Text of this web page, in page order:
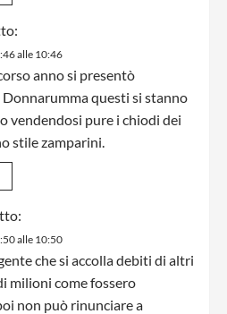
alle 10:46
anno si presentò
questi si stanno
vendendosi pure i chiodi dei
stile zamparini.
alle 10:50
che si accolla debiti di altri
milioni come fossero
non può rinunciare a